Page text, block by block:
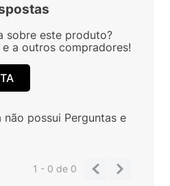
sobre este produto?
a outros compradores!
possui Perguntas e
1 - 0de 0